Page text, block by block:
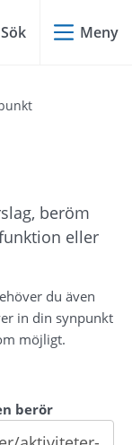
Sök Meny
beröm
eller
du även
in din synpunkt
möjligt.
berör